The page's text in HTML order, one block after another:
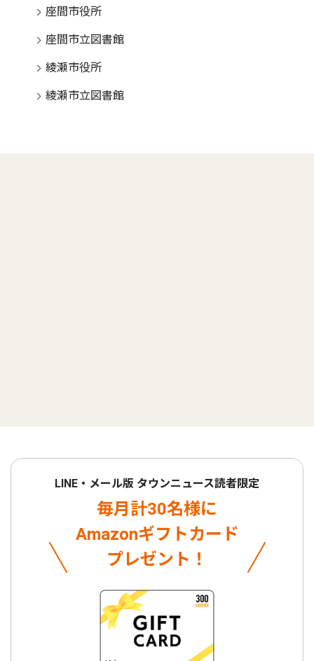
座間市役所
座間市立図書館
綾瀬市役所
綾瀬市立図書館
LINE・メール版 タウンニュース読者限定
毎月計30名様に
Amazonギフトカード
プレゼント！